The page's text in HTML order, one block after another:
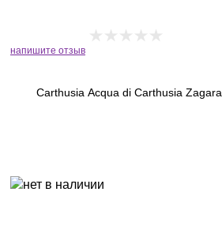
напишите отзыв
Carthusia Acqua di Carthusia Zagara